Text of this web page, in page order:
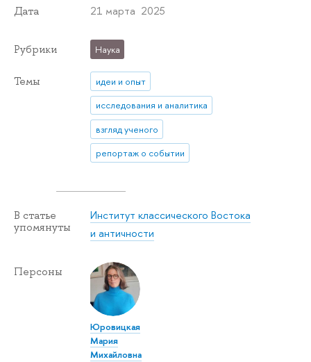
Дата 21 марта 2025
Рубрики Наука
Темы
идеи и опыт
исследования и аналитика
взгляд ученого
репортаж о событии
В статье
упомянуты
Институт классического Востока
и античности
Персоны
Юровицкая
Мария
Михайловна